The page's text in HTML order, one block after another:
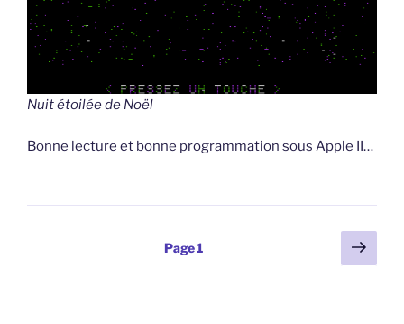
Nuit étoilée de Noël
Bonne lecture et bonne programmation sous Apple II…
Page1
Page